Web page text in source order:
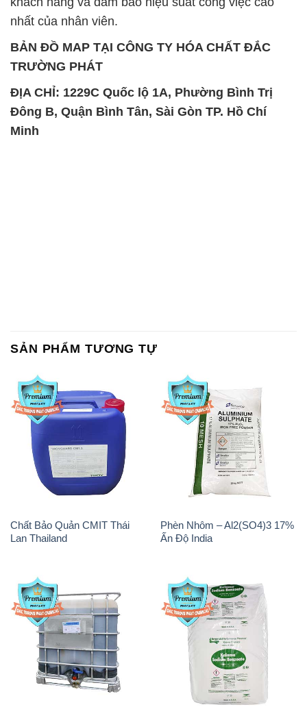
nhất của nhân viên.
BẢN ĐỒ MAP TẠI CÔNG TY HÓA CHẤT ĐẮC
TRƯỜNG PHÁT
ĐỊA CHỈ: 1229C Quốc lộ 1A, Phường Bình Trị
Đông B, Quận Bình Tân, Sài Gòn TP. Hồ Chí
Minh
SẢN PHẨM TƯƠNG TỰ
Chất Bảo Quản CMIT Thái
Lan Thailand
Phèn Nhôm – Al2(SO4)3 17%
Ấn Độ India